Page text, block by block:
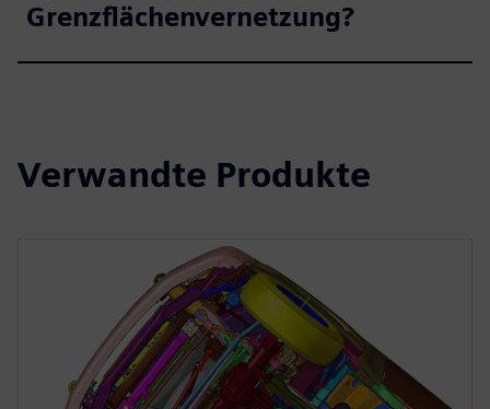
Grenzflächenvernetzung?
Verwandte Produkte